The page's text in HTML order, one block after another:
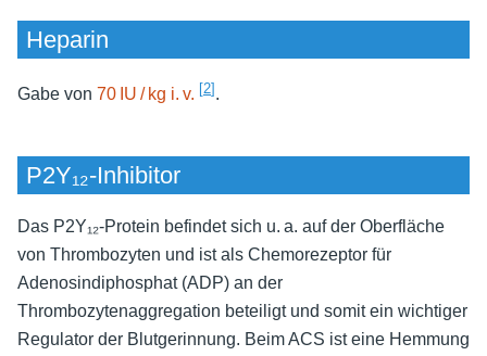
Heparin
Gabe von 70 IU / kg i. v. [2] .
P2Y₁₂-Inhibitor
Das P2Y₁₂-Protein befindet sich u. a. auf der Oberfläche
von Thrombozyten und ist als Chemorezeptor für
Adenosindiphosphat (ADP) an der
Thrombozytenaggregation beteiligt und somit ein wichtiger
Regulator der Blutgerinnung. Beim ACS ist eine Hemmung